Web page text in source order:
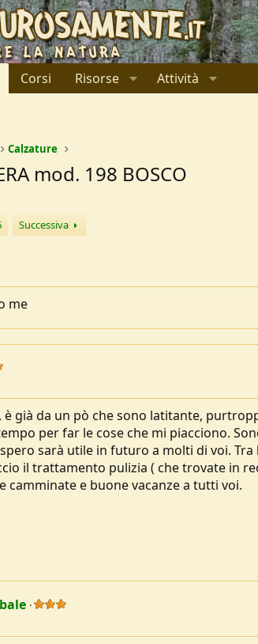
Corsi Risorse Attività
Calzature
mod. 198 BOSCO
Successiva
me
è già da un pò che sono latitante,
per far le cose che mi piacciono.
sarà utile in futuro a molti di voi.
il trattamento pulizia ( che trovate in
camminate e buone vacanze a tutti voi.